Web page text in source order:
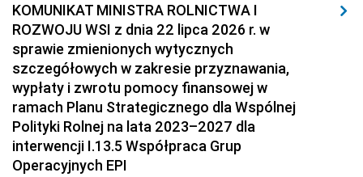
KOMUNIKAT MINISTRA ROLNICTWA I
ROZWOJU WSI z dnia 22 lipca 2026 r. w
sprawie zmienionych wytycznych
szczegółowych w zakresie przyznawania,
wypłaty i zwrotu pomocy finansowej w
ramach Planu Strategicznego dla Wspólnej
Polityki Rolnej na lata 2023–2027 dla
interwencji I.13.5 Współpraca Grup
Operacyjnych EPI